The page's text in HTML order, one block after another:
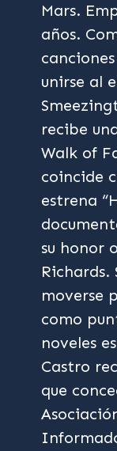
Mars.
años.
unirse al
recibe
Walk of
coincide
estrena
su honor
moverse
como
noveles
Castro
que